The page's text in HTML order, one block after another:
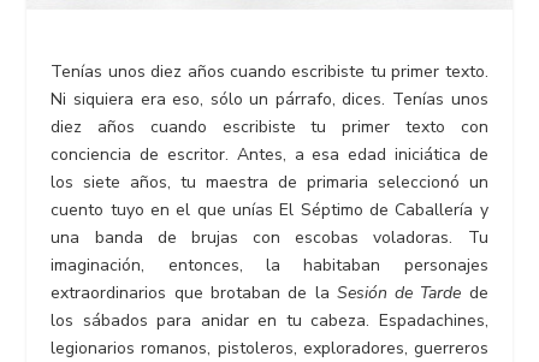
Tenías unos diez años cuando escribiste tu primer texto.
Ni siquiera era eso, sólo un párrafo, dices. Tenías unos
diez años cuando escribiste tu primer texto con
conciencia de escritor. Antes, a esa edad iniciática de
los siete años, tu maestra de primaria seleccionó un
cuento tuyo en el que unías El Séptimo de Caballería y
una banda de brujas con escobas voladoras. Tu
imaginación, entonces, la habitaban personajes
extraordinarios que brotaban de la Sesión de Tarde de
los sábados para anidar en tu cabeza. Espadachines,
legionarios romanos, pistoleros, exploradores, guerreros